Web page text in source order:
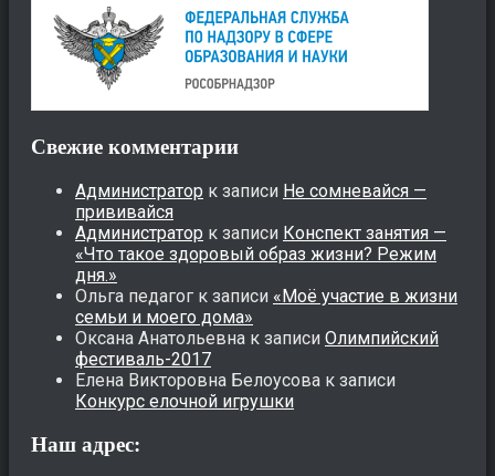
Свежие комментарии
Администратор к записи Не сомневайся —
прививайся
Администратор к записи Конспект занятия —
«Что такое здоровый образ жизни? Режим
дня.»
Ольга педагог к записи «Моё участие в жизни
семьи и моего дома»
Оксана Анатольевна к записи Олимпийский
фестиваль-2017
Елена Викторовна Белоусова к записи
Конкурс елочной игрушки
Наш адрес: